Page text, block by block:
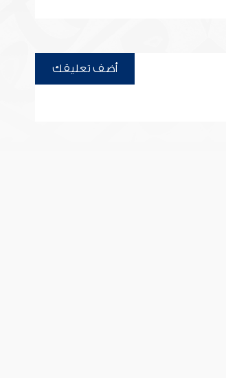
أضف تعليقك